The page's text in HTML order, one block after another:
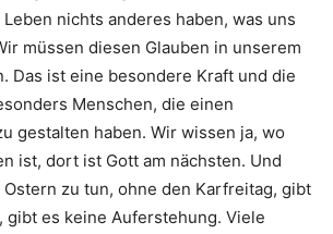
nichts anderes haben, was uns
müssen diesen Glauben in unserem
Das ist eine besondere Kraft und die
Menschen, die einen
gestalten haben. Wir wissen ja, wo
ist, dort ist Gott am nächsten. Und
zu tun, ohne den Karfreitag, gibt
gibt es keine Auferstehung. Viele